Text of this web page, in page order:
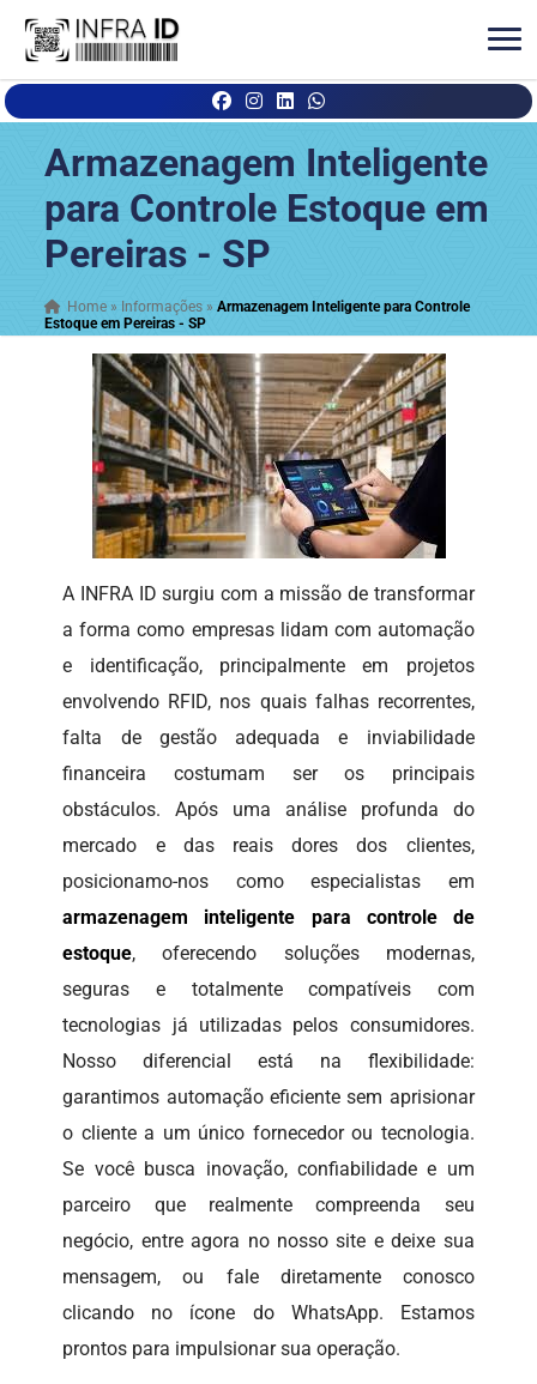
Armazenagem Inteligente
para Controle Estoque em
Pereiras - SP
Home » Informações »Armazenagem Inteligente para Controle
Estoque em Pereiras - SP
A INFRA ID surgiu com a missão de transformar
a forma como empresas lidam com automação
e identificação, principalmente em projetos
envolvendo RFID, nos quais falhas recorrentes,
falta de gestão adequada e inviabilidade
financeira costumam ser os principais
obstáculos. Após uma análise profunda do
mercado e das reais dores dos clientes,
posicionamo-nos como especialistas em
armazenagem inteligente para controle de
estoque, oferecendo soluções modernas,
seguras e totalmente compatíveis com
tecnologias já utilizadas pelos consumidores.
Nosso diferencial está na flexibilidade:
garantimos automação eficiente sem aprisionar
o cliente a um único fornecedor ou tecnologia.
Se você busca inovação, confiabilidade e um
parceiro que realmente compreenda seu
negócio, entre agora no nosso site e deixe sua
mensagem, ou fale diretamente conosco
clicando no ícone do WhatsApp. Estamos
prontos para impulsionar sua operação.